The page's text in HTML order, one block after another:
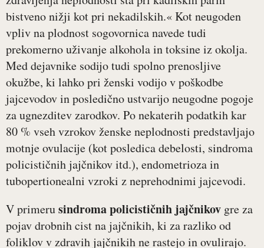
bistveno nižji kot pri nekadilskih.« Kot neugoden
vpliv na plodnost sogovornica navede tudi
prekomerno uživanje alkohola in toksine iz okolja.
Med dejavnike sodijo tudi spolno prenosljive
okužbe, ki lahko pri ženski vodijo v poškodbe
jajcevodov in posledično ustvarijo neugodne pogoje
za ugnezditev zarodkov. Po nekaterih podatkih kar
80 % vseh vzrokov ženske neplodnosti predstavljajo
motnje ovulacije (kot posledica debelosti, sindroma
policističnih jajčnikov itd.), endometrioza in
tubopertionealni vzroki z neprehodnimi jajcevodi.
V primerusindroma policističnih jajčnikov gre za
pojav drobnih cist na jajčnikih, ki za razliko od
foliklov v zdravih jajčnikih ne rastejo in ovulirajo.